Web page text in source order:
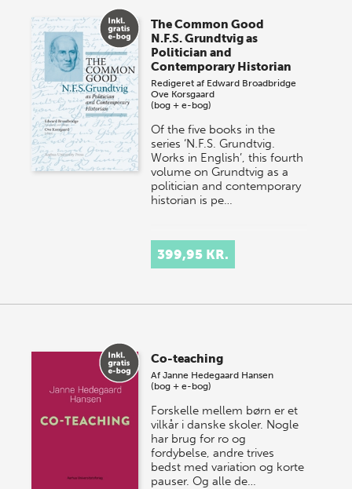
The Common Good
N.F.S. Grundtvig as
Politician and
Contemporary Historian
Redigeret af Edward Broadbridge
Ove Korsgaard
(bog + e-bog)
Of the five books in the
series ‘N.F.S. Grundtvig.
Works in English’, this fourth
volume on Grundtvig as a
politician and contemporary
historian is pe…
399,95 KR.
Co-teaching
AfJanne Hedegaard Hansen
(bog + e-bog)
Forskelle mellem børn er et
vilkår i danske skoler. Nogle
har brug for ro og
fordybelse, andre trives
bedst med variation og korte
pauser. Og alle de…